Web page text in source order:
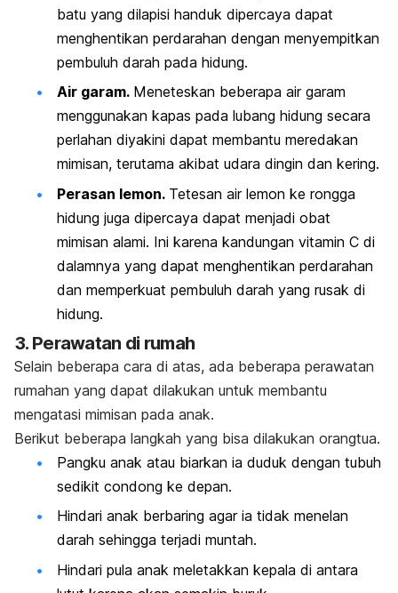
batu yang dilapisi handuk dipercaya dapat
menghentikan perdarahan dengan menyempitkan
pembuluh darah pada hidung.
Air garam. Meneteskan beberapa air garam
menggunakan kapas pada lubang hidung secara
perlahan diyakini dapat membantu meredakan
mimisan, terutama akibat udara dingin dan kering.
Perasan lemon. Tetesan air lemon ke rongga
hidung juga dipercaya dapat menjadi obat
mimisan alami. Ini karena kandungan vitamin C di
dalamnya yang dapat menghentikan perdarahan
dan memperkuat pembuluh darah yang rusak di
hidung.
3. Perawatan di rumah
Selain beberapa cara di atas, ada beberapa perawatan
rumahan yang dapat dilakukan untuk membantu
mengatasi mimisan pada anak.
Berikut beberapa langkah yang bisa dilakukan orangtua.
Pangku anak atau biarkan ia duduk dengan tubuh
sedikit condong ke depan.
Hindari anak berbaring agar ia tidak menelan
darah sehingga terjadi muntah.
Hindari pula anak meletakkan kepala di antara